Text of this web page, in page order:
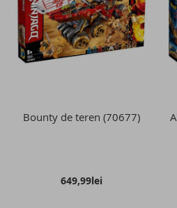
DE
DORINTE
Bounty de teren (70677)
649,99lei